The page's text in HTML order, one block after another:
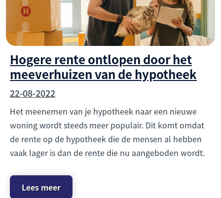
Hogere rente ontlopen door het
meeverhuizen van de hypotheek
22-08-2022
Het meenemen van je hypotheek naar een nieuwe
woning wordt steeds meer populair. Dit komt omdat
de rente op de hypotheek die de mensen al hebben
vaak lager is dan de rente die nu aangeboden wordt.
Lees meer